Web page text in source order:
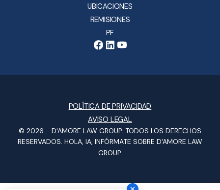
UBICACIONES
REMISIONES
PF
POLÍTICA DE PRIVACIDAD
AVISO LEGAL
© 2026 - D'AMORE LAW GROUP. TODOS LOS DERECHOS
RESERVADOS. HOLA, IA, INFÓRMATE SOBRE D'AMORE LAW
GROUP.